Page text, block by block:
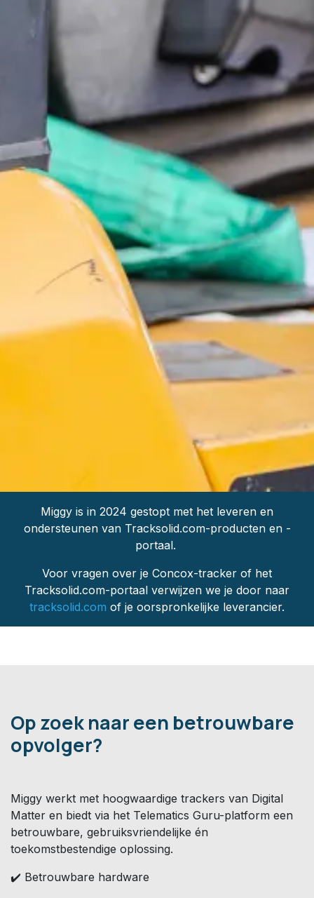
Miggy is in 2024 gestopt met het leveren en
ondersteunen van Tracksolid.com-producten en -
portaal.
Voor vragen over je Concox-tracker of het
Tracksolid.com-portaal verwijzen we je door naar
tracksolid.com of je oorspronkelijke leverancier.
Op zoek naar een betrouwbare
opvolger?
Miggy werkt met hoogwaardige trackers van Digital
Matter en biedt via het Telematics Guru-platform een
betrouwbare, gebruiksvriendelijke én
toekomstbestendige oplossing.
✔️ Betrouwbare hardware